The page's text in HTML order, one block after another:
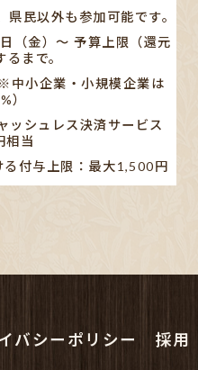
県民以外も参加可能です。
（金）〜 予算上限（還元
まで。
中小企業・小規模企業は
）
ッシュレス決済サービス
相当
る付与上限：最大1,500円
て対応している決済手段が
です。
バシーポリシー 採用